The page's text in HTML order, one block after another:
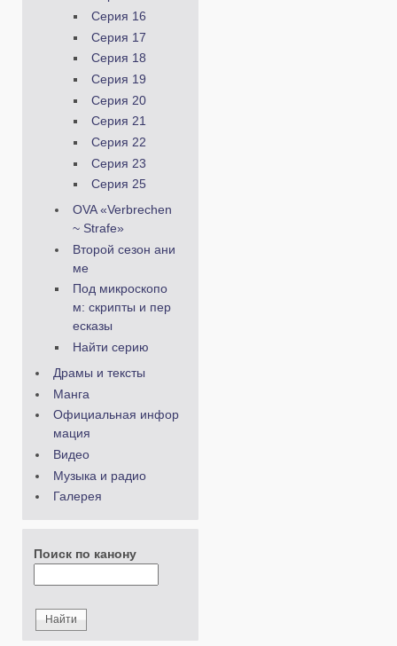
Серия 16
Серия 17
Серия 18
Серия 19
Серия 20
Серия 21
Серия 22
Серия 23
Серия 25
OVA «Verbrechen
~ Strafe»
Второй сезон ани
ме
Под микроскопо
м: скрипты и пер
есказы
Найти серию
Драмы и тексты
Манга
Официальная инфор
мация
Видео
Музыка и радио
Галерея
Поиск по канону